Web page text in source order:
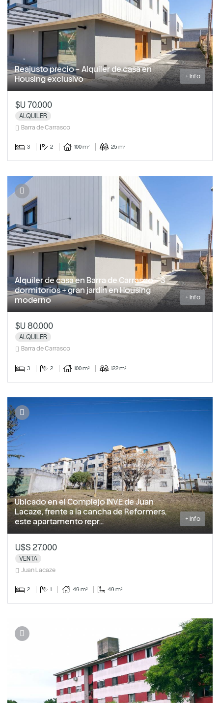
Reajusto precio - Alquiler de casa en
Housing exclusivo
+ Info
$U 70.000
ALQUILER
Barra de Carrasco
3 2 100 m² 25 m²
Alquiler de casa en Barra de Carrasco - 3
dormitorios + gran jardín en Housing
moderno
+ Info
$U 80.000
ALQUILER
Barra de Carrasco
3 2 100 m² 122 m²
Ubicado en el Complejo INVE de Juan
Lacaze, frente a la cancha de Reformers,
este apartamento repr...
+ Info
U$S 27.000
VENTA
Juan Lacaze
2 1 49 m² 49 m²